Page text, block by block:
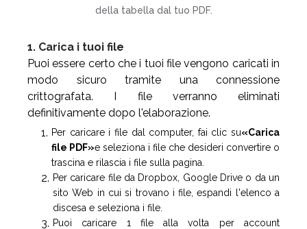
della tabella dal tuo PDF.
1. Carica i tuoi file
Puoi essere certo che i tuoi file vengono caricati in
modo sicuro tramite una connessione
crittografata. I file verranno eliminati
definitivamente dopo l'elaborazione.
Per caricare i file dal computer, fai clic su«Carica
file PDF»e seleziona i file che desideri convertire o
trascina e rilascia i file sulla pagina.
Per caricare file da Dropbox, Google Drive o da un
sito Web in cui si trovano i file, espandi l'elenco a
discesa e seleziona i file.
Puoi caricare 1 file alla volta per account